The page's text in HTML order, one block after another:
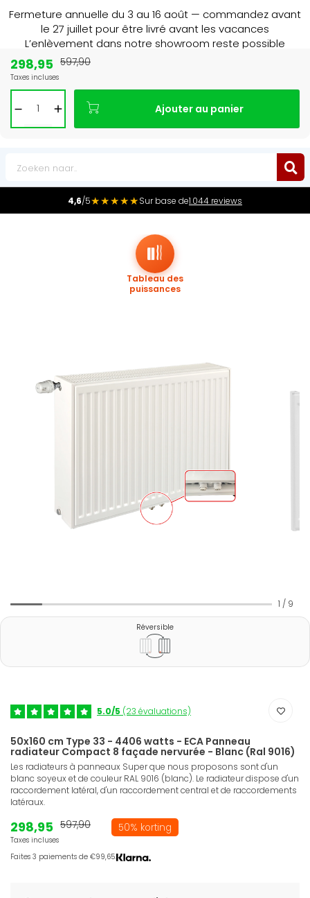
Fermeture annuelle du 3 au 16 août — commandez avant
le 27 juillet pour être livré avant les vacances
L’enlèvement dans notre showroom reste possible
jusqu’au 1er août à 16 h 30.
4,6/5★★★★★Sur base de1.044 reviews
Tableau des
puissances
1 / 9
Réversible
5.0/5 (23 évaluations)
50x160 cm Type 33 - 4406 watts - ECA Panneau
radiateur Compact 8 façade nervurée - Blanc (Ral 9016)
Les radiateurs à panneaux Super que nous proposons sont d'un
blanc soyeux et de couleur RAL 9016 (blanc). Le radiateur dispose d'un
raccordement latéral, d'un raccordement central et de raccordements
latéraux.
298,95
Taxes incluses
597,90 50% korting
Faites 3 paiements de €99,65.
298,95
Taxes incluses
597,90
Ajouter au panier